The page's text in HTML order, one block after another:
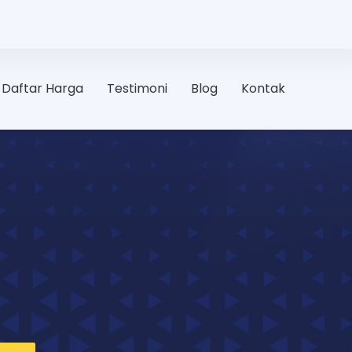
Daftar Harga Testimoni Blog Kontak